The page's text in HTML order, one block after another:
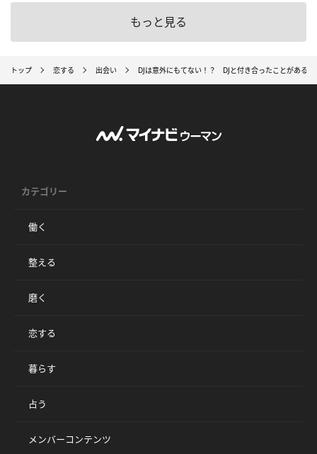
もっと見る
トップ 恋する 出会い DJは意外にもてない！？ DJと付き合ったことがある
カテゴリー
働く
整える
磨く
恋する
暮らす
占う
メンバーコンテンツ